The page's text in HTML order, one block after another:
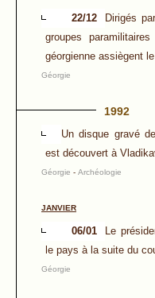
22/12
Dirigés
groupes
géorgienne assiègent
Géorgie
1992
Un disque gravé
est découvert à
Géorgie - Archéologie
JANVIER
06/01
Le
le pays à la suite du
Géorgie